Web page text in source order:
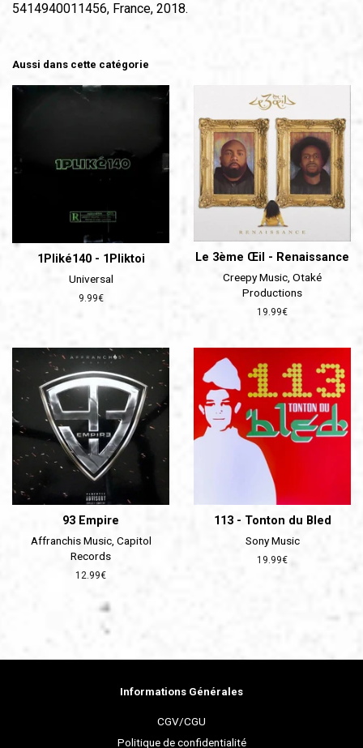
5414940011456, France, 2018.
Aussi dans cette catégorie
1Pliké140 - 1Pliktoi
Universal
Prix
9.99€
Le 3ème Œil - Renaissance
Creepy Music, Otaké
Productions
Prix
19.99€
93 Empire
Affranchis Music, Capitol
Records
Prix
12.99€
113 - Tonton du Bled
Sony Music
Prix
19.99€
Informations Générales
CGV/CGU
Politique de confidentialité